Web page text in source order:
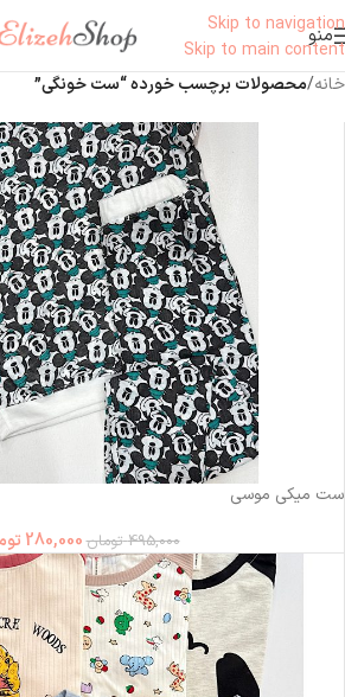
Skip to navigation
Skip to main content
منو
خانه/محصولات برچسب خورده “ست خونگی”
ست میکی موسی
495,000 تومان280,000